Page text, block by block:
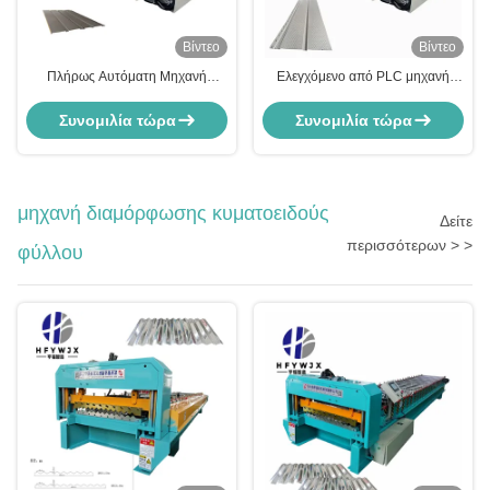
Βίντεο
Πλήρως Αυτόματη Μηχανή
Επένδυσης Τοίχου 22 Σειρών με
Συνομιλία τώρα
Βίντεο
Ελεγχόμενο από PLC μηχανή
σειρές και υδραυλικά ψαλίδια
Συνομιλία τώρα
μηχανή διαμόρφωσης κυματοειδούς
φύλλου
Δείτε
περισσότερων > >